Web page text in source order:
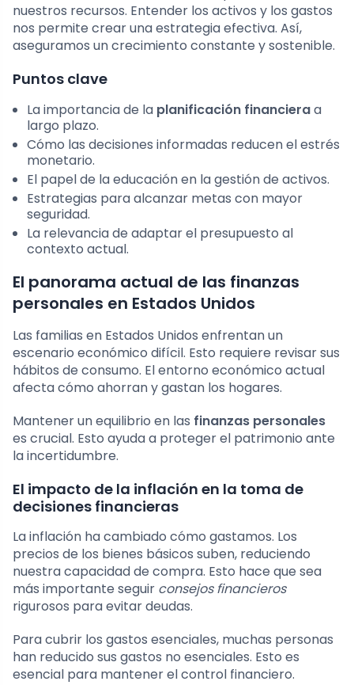
nuestros recursos. Entender los activos y los gastos
nos permite crear una estrategia efectiva. Así,
aseguramos un crecimiento constante y sostenible.
Puntos clave
La importancia de la planificación financieraa
largo plazo.
Cómo las decisiones informadas reducen el estrés
monetario.
El papel de la educación en la gestión de activos.
Estrategias para alcanzar metas con mayor
seguridad.
La relevancia de adaptar el presupuesto al
contexto actual.
El panorama actual de las finanzas
personales en Estados Unidos
Las familias en Estados Unidos enfrentan un
escenario económico difícil. Esto requiere revisar sus
hábitos de consumo. El entorno económico actual
afecta cómo ahorran y gastan los hogares.
Mantener un equilibrio en las finanzas personales
es crucial. Esto ayuda a proteger el patrimonio ante
la incertidumbre.
El impacto de la inflación en la toma de
decisiones financieras
La inflación ha cambiado cómo gastamos. Los
precios de los bienes básicos suben, reduciendo
nuestra capacidad de compra. Esto hace que sea
más importante seguir consejos financieros
rigurosos para evitar deudas.
Para cubrir los gastos esenciales, muchas personas
han reducido sus gastos no esenciales. Esto es
esencial para mantener el control financiero.